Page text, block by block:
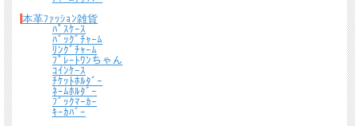
本革ﾌｧｯｼｮﾝ雑貨
ﾊﾟｽｹｰｽ
ﾊﾞｯｸﾞﾁｬｰﾑ
ﾘﾝｸﾞﾁｬｰﾑ
ﾌﾟﾚｰﾄﾜﾝちゃん
ｺｲﾝｹｰｽ
ﾁｹｯﾄﾎﾙﾀﾞｰ
ﾈｰﾑﾎﾙﾀﾞｰ
ﾌﾞｯｸﾏｰｶｰ
ｷｰｶﾊﾞｰ